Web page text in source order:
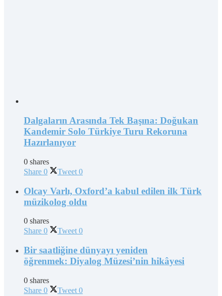
Dalgaların Arasında Tek Başına: Doğukan
Kandemir Solo Türkiye Turu Rekoruna
Hazırlanıyor
0 shares
Share 0 Tweet 0
Olcay Varlı, Oxford’a kabul edilen ilk Türk
müzikolog oldu
0 shares
Share 0 Tweet 0
Bir saatliğine dünyayı yeniden
öğrenmek: Diyalog Müzesi’nin hikâyesi
0 shares
Share 0 Tweet 0